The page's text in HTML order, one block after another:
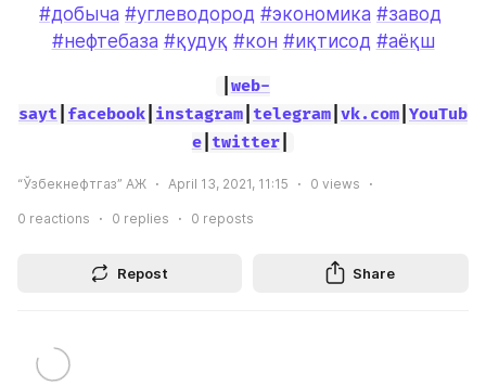
#добыча #углеводород #экономика #завод
#нефтебаза #қудуқ #кон #иқтисод #аёқш
web-
sayt facebook instagram telegram vk.com YouTub
e| twitter|
“Ўзбекнефтгаз” АЖ April 13, 2021, 11:15 0 views
0 reactions 0 replies 0 reposts
Repost Share